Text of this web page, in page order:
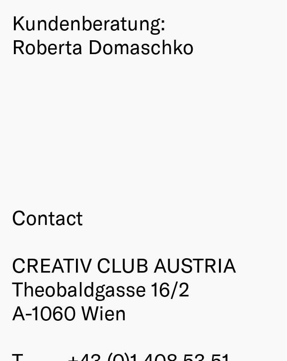
Kundenberatung:
Roberta Domaschko
Contact
CREATIV CLUB AUSTRIA
Theobaldgasse 16/2
A-1060 Wien